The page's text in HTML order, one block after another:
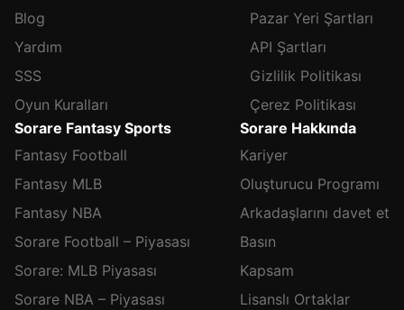
Blog
Yardım
SSS
Oyun Kuralları
Pazar Yeri Şartları
API Şartları
Gizlilik Politikası
Çerez Politikası
Sorare Fantasy Sports
Fantasy Football
Fantasy MLB
Fantasy NBA
Sorare Football – Piyasası
Sorare: MLB Piyasası
Sorare NBA – Piyasası
Sorare Hakkında
Kariyer
Oluşturucu Programı
Arkadaşlarını davet et
Basın
Kapsam
Lisanslı Ortaklar